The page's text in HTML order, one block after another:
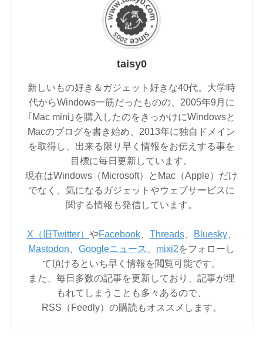
taisy0
新しいもの好き＆ガジェット好きな40代。大学時
代からWindows一筋だったものの、2005年9月に
｢Mac mini｣を購入したのをきっかけにWindowsと
Macのブログを書き始め、2013年に独自ドメイン
を取得し、出来る限り早く情報をお伝えする事を
目標に毎日更新しています。
現在はWindows（Microsoft）とMac（Apple）だけ
でなく、気になるガジェットやウェブサービスに
関する情報も発信しています。
X（旧Twitter） やFacebook、 Threads、 Bluesky、
Mastodon
Googleニュース mixi2をフォローし
て頂けるといち早く情報を閲覧可能です。
また、毎日多数の記事を更新しており、記事が埋
もれてしまうことも多々あるので、
RSS（Feedly）の購読もオススメします。